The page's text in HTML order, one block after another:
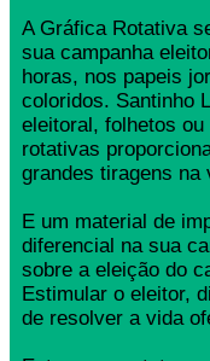
A Gráfica Rotativa
sua campanha
horas, nos papeis
coloridos. Santinho
eleitoral, folhetos
rotativas
grandes tiragens na
E um material de
diferencial na sua
sobre a eleição do
Estimular o eleitor,
de resolver a vida